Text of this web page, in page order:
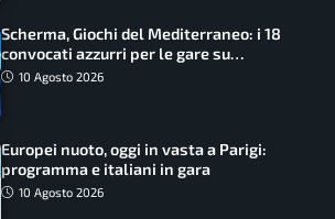
Scherma, Giochi del Mediterraneo: i 18
convocati azzurri per le gare su
SportFaceTV
10 Agosto 2026
Europei nuoto, oggi in vasta a Parigi:
programma e italiani in gara
10 Agosto 2026